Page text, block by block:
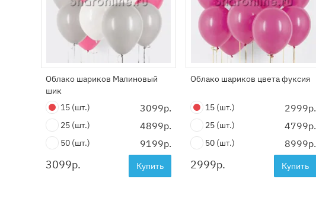
Облако шариков Малиновый
шик
15 (шт.) 3099р.
25 (шт.) 4899р.
50 (шт.) 9199р.
3099р. Купить
Облако шариков цвета фуксия
15 (шт.) 2999р.
25 (шт.) 4799р.
50 (шт.) 8999р.
2999р. Купить